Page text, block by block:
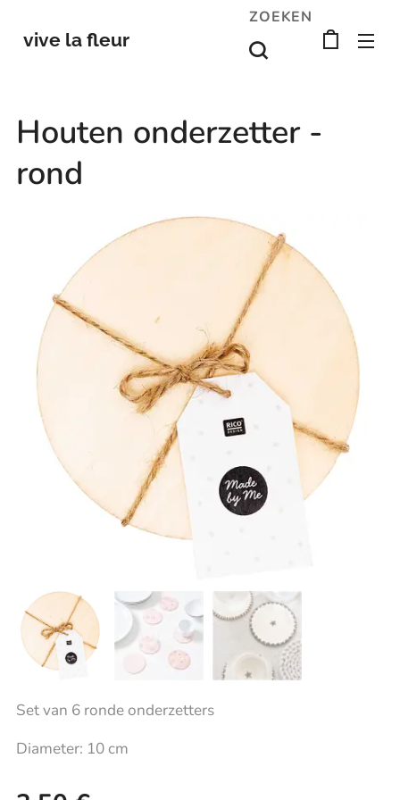
vive la fleur
ZOEKEN
Houten onderzetter -
rond
Set van 6 ronde onderzetters
Diameter: 10 cm